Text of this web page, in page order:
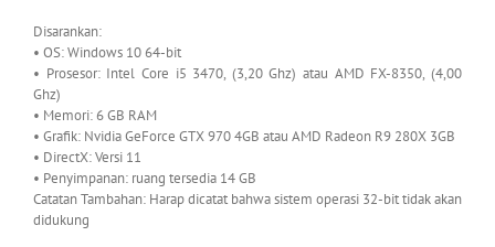
Disarankan:
• OS: Windows 10 64-bit
• Prosesor: Intel Core i5 3470, (3,20 Ghz) atau AMD FX-8350, (4,00
Ghz)
• Memori: 6 GB RAM
• Grafik: Nvidia GeForce GTX 970 4GB atau AMD Radeon R9 280X 3GB
• DirectX: Versi 11
• Penyimpanan: ruang tersedia 14 GB
Catatan Tambahan: Harap dicatat bahwa sistem operasi 32-bit tidak akan
didukung